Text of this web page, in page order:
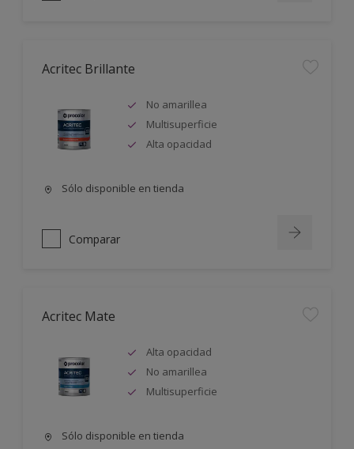
Acritec Brillante
No amarillea
Multisuperficie
Alta opacidad
Sólo disponible en tienda
Comparar
Acritec Mate
Alta opacidad
No amarillea
Multisuperficie
Sólo disponible en tienda